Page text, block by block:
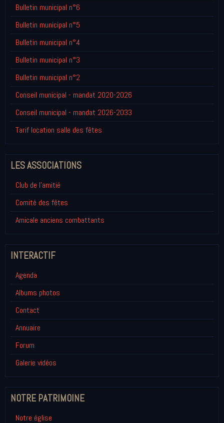
Bulletin municipal n°6
Bulletin municipal n°5
Bulletin municipal n°4
Bulletin municipal n°3
Bulletin municipal n°2
Conseil municipal - mandat 2020-2026
Conseil municipal - mandat 2026-2033
Tarif location salle des fêtes
LES ASSOCIATIONS
Club de l'amitié
Comité des fêtes
Amicale anciens combattants
INTERACTIF
Agenda
Albums photos
Contact
Annuaire
Forum
Galerie vidéos
NOTRE PATRIMOINE
Notre église